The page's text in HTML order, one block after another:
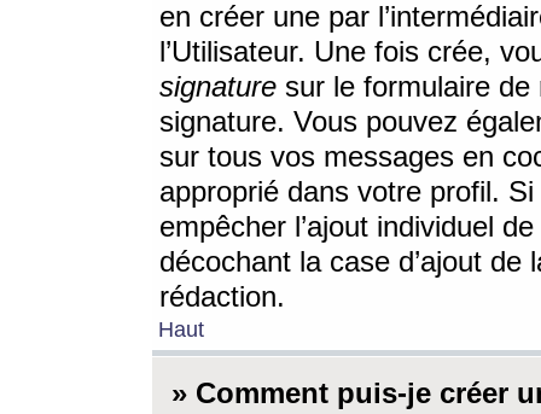
en créer une par
l’Utilisateur. Une fois crée,
signature sur le formulaire de
signature. Vous pouvez
sur tous vos messages en
approprié dans votre profil.
empêcher l’ajout individuel
décochant la case d’ajout
rédaction.
Haut
» Comment puis-je créer